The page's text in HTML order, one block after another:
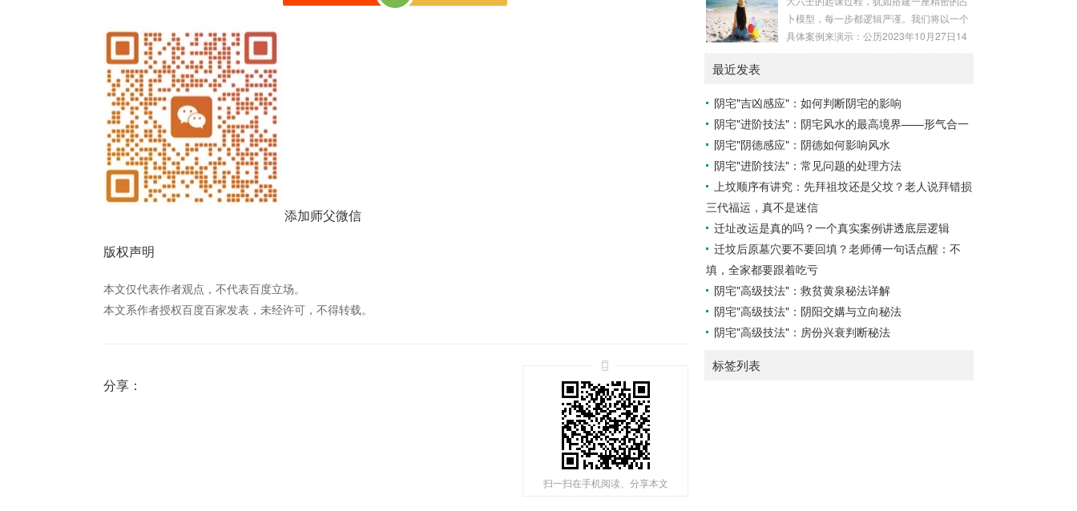
添加师父微信
版权声明
本文仅代表作者观点，不代表百度立场。
本文系作者授权百度百家发表，未经许可，不得转载。
分享：
扫一扫在手机阅读、分享本文
与需求八字讲究五行平衡与“喜用神”。喜用
神就是那个能对你的命局起到最好平衡、补
助作用的五行。2026年丙午，是火力全开的
天降神助，运势自然一飞冲天。八字命局
中“忌火”的人...
卜模型，每一步都逻辑严谨。我们将以一个
具体案例来演示：公历2023年10月27日14
体现状的基石。三传：事物发展、演变的三
个核心过程（发用、移易、归计）。它是推
演事态发展的主线。你需要：一张空白的天
地盘（内含十二地支）、月将、当天日干日
传”之母，此步必须精准。1. 定月将（布“天
盘”的...
最近发表
阴宅"吉凶感应"：如何判断阴宅的影响
阴宅"进阶技法"：阴宅风水的最高境界——形气合一
阴宅"阴德感应"：阴德如何影响风水
阴宅"进阶技法"：常见问题的处理方法
上坟顺序有讲究：先拜祖坟还是父坟？老人说拜错损
三代福运，真不是迷信
迁址改运是真的吗？一个真实案例讲透底层逻辑
迁坟后原墓穴要不要回填？老师傅一句话点醒：不
填，全家都要跟着吃亏
阴宅"高级技法"：救贫黄泉秘法详解
阴宅"高级技法"：阴阳交媾与立向秘法
阴宅"高级技法"：房份兴衰判断秘法
标签列表